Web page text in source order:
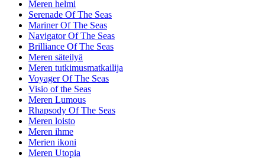
Meren helmi
Serenade Of The Seas
Mariner Of The Seas
Navigator Of The Seas
Brilliance Of The Seas
Meren säteilyä
Meren tutkimusmatkailija
Voyager Of The Seas
Visio of the Seas
Meren Lumous
Rhapsody Of The Seas
Meren loisto
Meren ihme
Merien ikoni
Meren Utopia